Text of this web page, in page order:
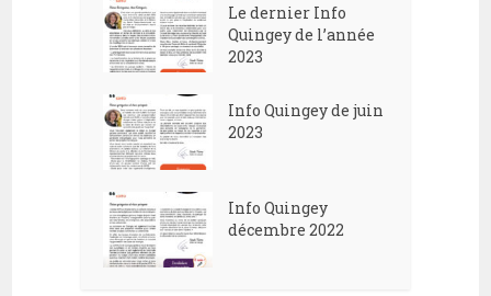
Le dernier Info
Quingey de l’année
2023
Info Quingey de juin
2023
Info Quingey
décembre 2022